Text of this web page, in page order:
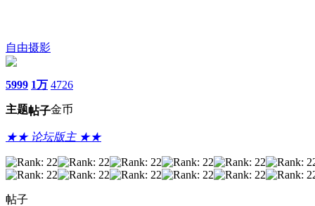
自由摄影
5999
主题
1万
帖子
4726
金币
★★ 论坛版主 ★★
帖子